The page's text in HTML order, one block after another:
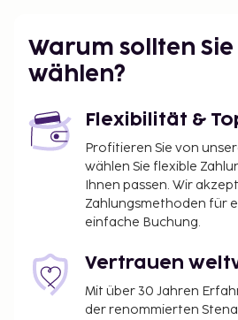
Warum sollten Sie
wählen?
Flexibilität &
Profitieren Sie von
wählen Sie flexible
Ihnen passen. Wir
Zahlungsmethoden für
einfache Buchung.
Vertrauen
Mit über 30 Jahren
der renommierten